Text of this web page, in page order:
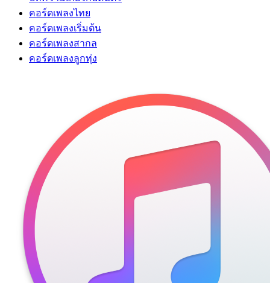
คอร์ดเพลงไทย
คอร์ดเพลงเริ่มต้น
คอร์ดเพลงสากล
คอร์ดเพลงลูกทุ่ง